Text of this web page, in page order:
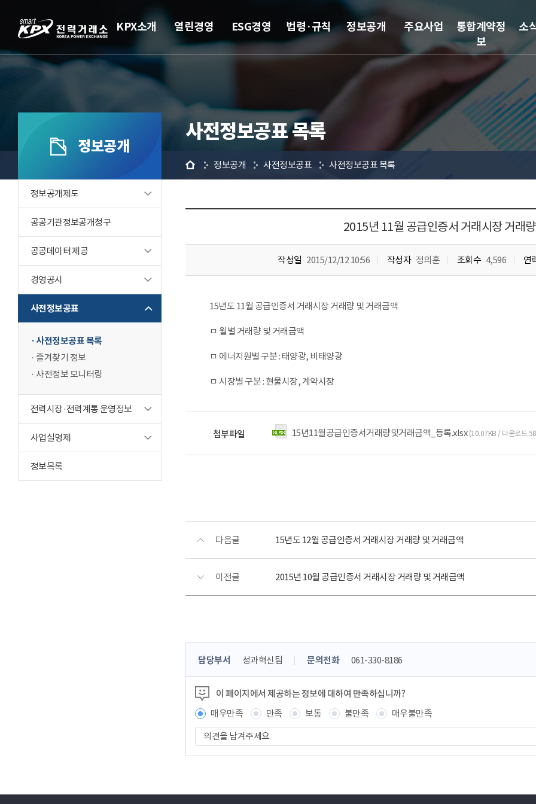
KPX소개 열린경영 ESG경영 법령·규칙 정보공개 주요사업
통합계약정
보
소
정보공개
정보공개제도
공공기관정보공개청구
공공데이터 제공
경영공시
사전정보공표
사전정보공표 목록
즐겨찾기 정보
사전정보 모니터링
전력시장·전력계통 운영정보
사업실명제
정보목록
사전정보공표 목록
홈 정보공개 사전정보공표 사전정보공표 목록
2015년 11월 공급인증서 거래시장 거래
작성일 2015/12/12 10:56 작성자 정의훈 조회수 4,596 연
15년도 11월 공급인증서 거래시장 거래량 및 거래금액
ㅁ 월별 거래량 및 거래금액
ㅁ 에너지원별 구분 : 태양광, 비태양광
ㅁ 시장별 구분 : 현물시장, 계약시장
첨부파일 15년11월공급인증서거래량및거래금액_등록.xlsx (10.07KB / 다운로드
다음글 15년도 12월 공급인증서 거래시장 거래량 및 거래금액
이전글 2015년 10월 공급인증서 거래시장 거래량 및 거래금액
콘
츠
정
보
책
임
자
담당부서 성과혁신팀 문의전화 061-330-8186
이 페이지에서 제공하는 정보에 대하여 만족하십니까?
매우만족
만족 보통 불만족
매우불만족
견
을
주